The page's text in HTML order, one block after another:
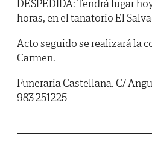
DESPEDIDA: Tendrá lugar
horas, en el tanatorio El
Acto seguido se realizará la
Carmen.
Funeraria Castellana. C/
983 251225